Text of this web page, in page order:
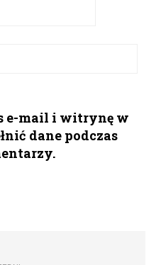
e-mail i witrynę w
dane podczas